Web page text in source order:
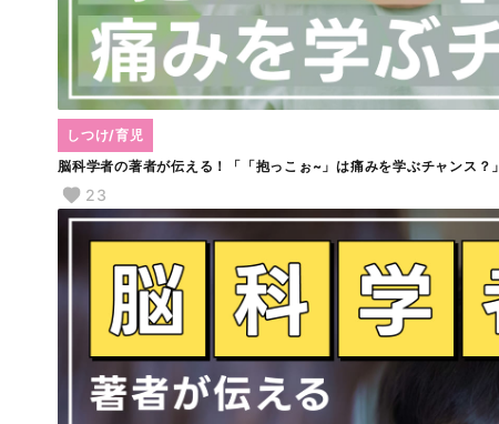
脳科学者の著者が伝える！「「抱っこぉ~」は痛みを学ぶチャンス？」
しつけ/育児
23